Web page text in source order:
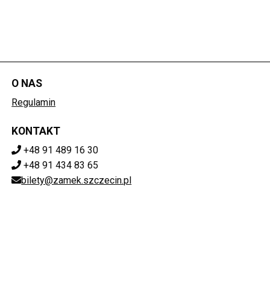
O NAS
Regulamin
KONTAKT
+48 91 489 16 30
+48 91 434 83 65
bilety@zamek.szczecin.pl